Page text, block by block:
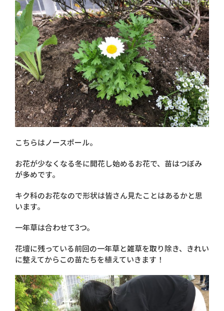
こちらはノースポール。
お花が少なくなる冬に開花し始めるお花で、苗はつぼみ
が多めです。
キク科のお花なので形状は皆さん見たことはあるかと思
います。
一年草は合わせて3つ。
花壇に残っている前回の一年草と雑草を取り除き、きれい
に整えてからこの苗たちを植えていきます！